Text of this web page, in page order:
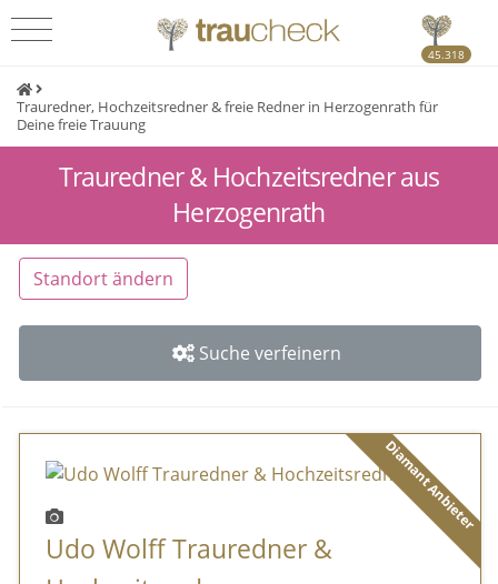
45.318
Trauredner, Hochzeitsredner & freie Redner in Herzogenrath für
Deine freie Trauung
Trauredner & Hochzeitsredner aus
Herzogenrath
Standort ändern
Suche verfeinern
Diamant Anbieter
Udo Wolff Trauredner &